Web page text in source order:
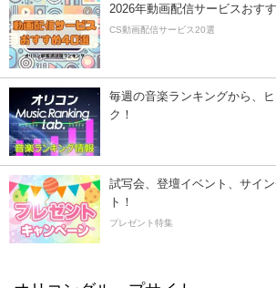
2026年動画配信サービスおす
CS動画配信サービス20選
毎週の音楽ランキングから、
ク！
試写会、登壇イベント、サイ
ト！
プレゼント特集